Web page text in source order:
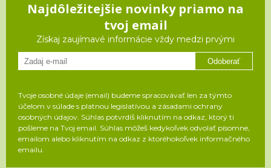
Najdôležitejšie novinky priamo na
tvoj email
Získaj zaujímavé informácie vždy medzi prvými
Odoberať
Tvoje osobné údaje (email) budeme spracovávať len za týmto
účelom v súlade s platnou legislatívou a zásadami ochrany
osobných údajov. Súhlas potvrdíš kliknutím na odkaz, ktorý ti
pošleme na Tvoj email. Súhlas môžeš kedykoľvek odvolať písomne,
emailom alebo kliknutím na odkaz z ktoréhokoľvek informačného
emailu.